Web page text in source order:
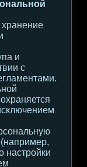
и
с
настройки